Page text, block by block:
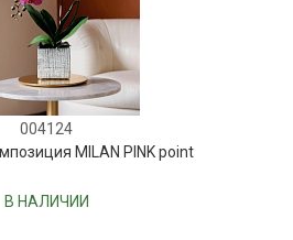
004124
MILAN PINK point
В НАЛИЧИИ